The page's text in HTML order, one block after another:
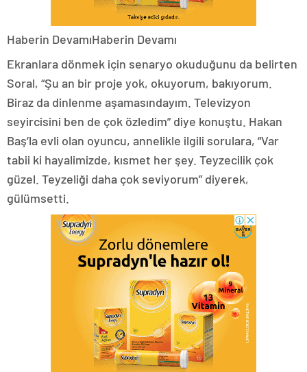
Haberin DevamıHaberin Devamı
Ekranlara dönmek için senaryo okuduğunu da belirten
Soral, “Şu an bir proje yok, okuyorum, bakıyorum.
Biraz da dinlenme aşamasındayım. Televizyon
seyircisini ben de çok özledim” diye konuştu. Hakan
Baş’la evli olan oyuncu, annelikle ilgili sorulara, “Var
tabii ki hayalimizde, kısmet her şey. Teyzecilik çok
güzel. Teyzeliği daha çok seviyorum” diyerek,
gülümsetti.